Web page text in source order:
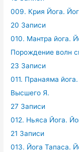
009. Крия Йога.
20 Записи
010. Мантра йога.
Порождение волн
23 Записи
011. Пранаяма
Высшего Я.
27 Записи
012. Ньяса Йога.
21 Записи
013. Йога Тапаса.